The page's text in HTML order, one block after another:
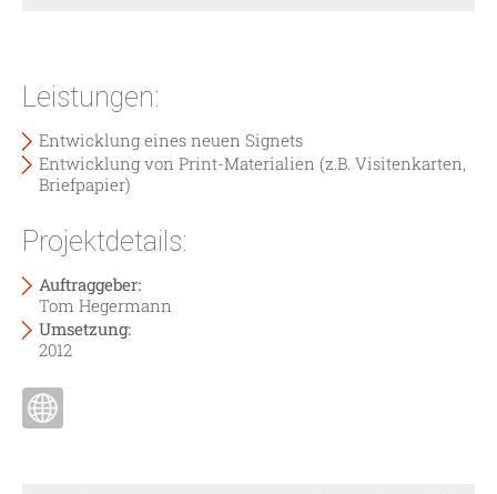
Leistungen:
Entwicklung eines neuen Signets
Entwicklung von Print-Materialien (z.B. Visitenkarten,
Briefpapier)
Projektdetails:
Auftraggeber:
Tom Hegermann
Umsetzung:
2012